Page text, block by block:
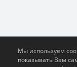
Мы используем
показывать Вам